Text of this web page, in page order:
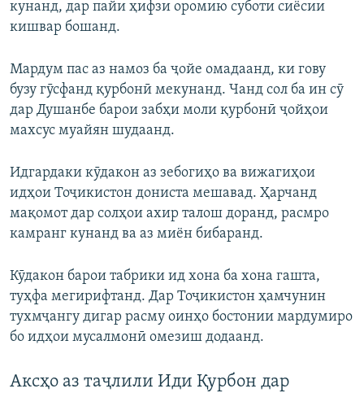
кунанд, дар пайи ҳифзи оромию суботи сиёсии
кишвар бошанд.
Мардум пас аз намоз ба ҷойе омадаанд, ки гову
бузу гӯсфанд қурбонӣ мекунанд. Чанд сол ба ин сӯ
дар Душанбе барои забҳи моли қурбонӣ ҷойҳои
махсус муайян шудаанд.
Идгардаки кӯдакон аз зебогиҳо ва вижагиҳои
идҳои Тоҷикистон дониста мешавад. Ҳарчанд
мақомот дар солҳои ахир талош доранд, расмро
камранг кунанд ва аз миён бибаранд.
Кӯдакон барои табрики ид хона ба хона гашта,
туҳфа мегирифтанд. Дар Тоҷикистон ҳамчунин
тухмҷангу дигар расму оинҳо бостонии мардумиро
бо идҳои мусалмонӣ омезиш додаанд.
Аксҳо аз таҷлили Иди Қурбон дар